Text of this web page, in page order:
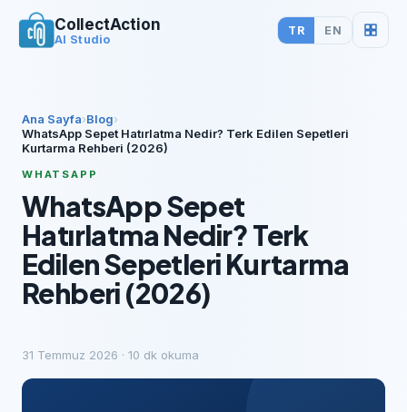
CollectAction
AI Studio
TR EN
Ana Sayfa›Blog›
WhatsApp Sepet Hatırlatma Nedir? Terk Edilen Sepetleri
Kurtarma Rehberi (2026)
WHATSAPP
WhatsApp Sepet
Hatırlatma Nedir? Terk
Edilen Sepetleri Kurtarma
Rehberi (2026)
31 Temmuz 2026 · 10 dk okuma